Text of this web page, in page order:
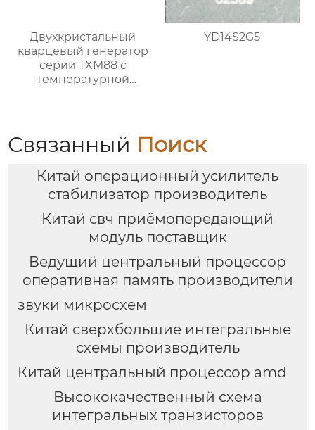
Двухкристальный
кварцевый генератор
серии TXM88 с
температурной
YD14S2G5
Связанный Поиск
Китай операционный усилитель
стабилизатор производитель
Китай свч приёмопередающий
модуль поставщик
Ведущий центральный процессор
оперативная память производители
звуки микросхем
Китай сверхбольшие интегральные
схемы производитель
Китай центральный процессор amd
Высококачественный схема
интегральных транзисторов